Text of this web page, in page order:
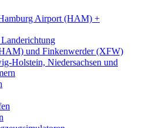
Airport (HAM) +
und Finkenwerder (XFW)
Holstein, Niedersachsen und